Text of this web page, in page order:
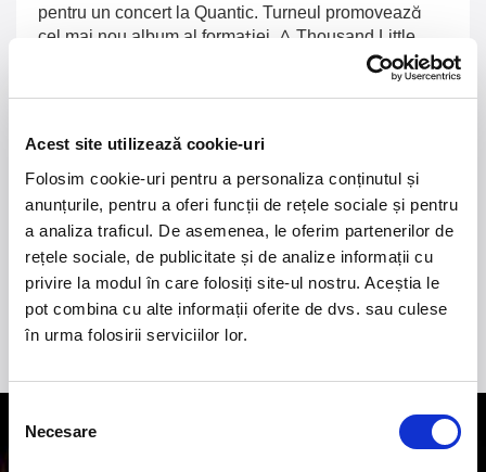
Acest site utilizează cookie-uri
Folosim cookie-uri pentru a personaliza conținutul și
anunțurile, pentru a oferi funcții de rețele sociale și pentru
a analiza traficul. De asemenea, le oferim partenerilor de
rețele sociale, de publicitate și de analize informații cu
privire la modul în care folosiți site-ul nostru. Aceștia le
pot combina cu alte informații oferite de dvs. sau culese
în urma folosirii serviciilor lor.
consimțământului
Necesare
pentru un concert la Quantic. Turneul promovează
cel mai nou album al formației, A Thousand Little
Deaths, un material ce explorează teme precum
iubirea, pierderea și moartea prin imagini cinematice,
2. 50 YEARS OF BONEY M-Pe 15 decembrie, la
Sala Palatului, legenda disco Liz Mitchell, vocea
originală a celebrului grup Boney M., revine în fața
publicului din România într-un spectacol aniversar
dedicat celor 50 de ani de muzică și succes
internațional.